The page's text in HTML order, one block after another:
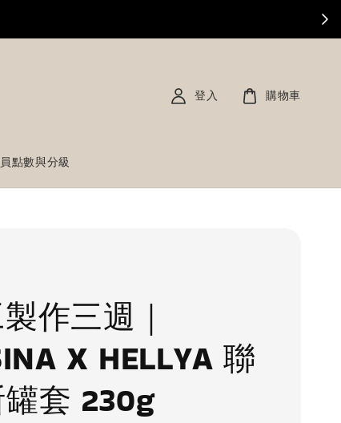
點數與分級
登入 購物車
作三週｜
X HELLYA 聯
套 230g